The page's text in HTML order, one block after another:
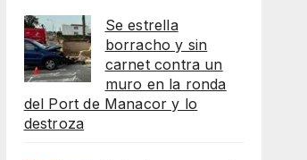
Se estrella
borracho y sin
carnet contra un
muro en la ronda
del Port de Manacor y lo
destroza